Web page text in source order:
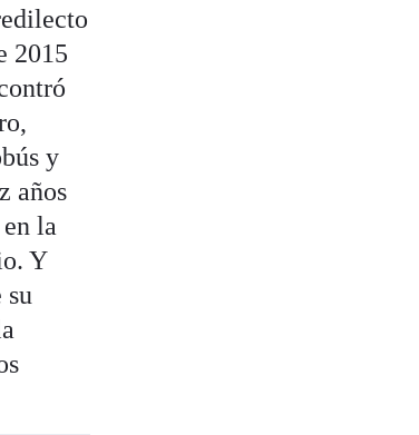
2015
y
años
la
Y
su